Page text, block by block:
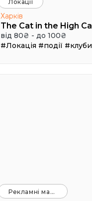
Локації
Харків
від 80₴ - до 100₴
#Локація #події #клуби
Рекламні майданчики